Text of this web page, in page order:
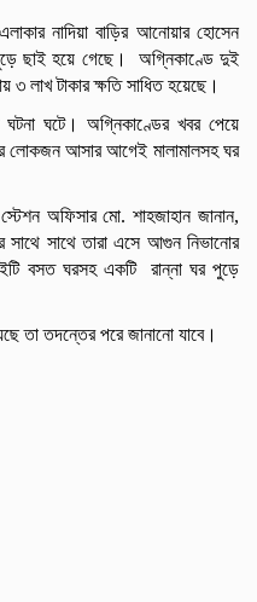
নাদিয়া বাড়ির আনোয়ার হোসেন
ছাই হয়ে গেছে। অগ্নিকাণ্ডে দুই
লাখ টাকার ক্ষতি সাধিত হয়েছে।
ঘটে। অগ্নিকাণ্ডের খবর পেয়ে
লোকজন আসার আগেই মালামালসহ ঘর
স্টেশন অফিসার মো. শাহজাহান জানান,
সাথে সাথে তারা এসে আগুন নিভানোর
বসত ঘরসহ একটি রান্না ঘর পুড়ে
তা তদন্তের পরে জানানো যাবে।